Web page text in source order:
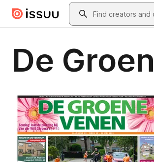
Skip to main contentSearch
De